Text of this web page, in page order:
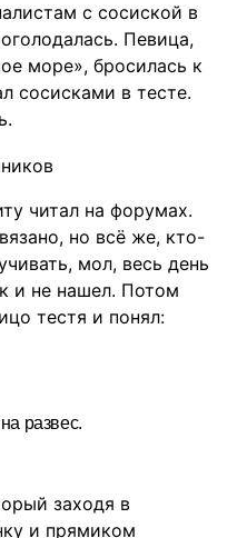
с сосиской в
Певица,
море», бросилась к
сосисками в тесте.
читал на форумах.
но всё же, кто-
мол, весь день
и не нашел. Потом
тестя и понял:
развес.
заходя в
и прямиком